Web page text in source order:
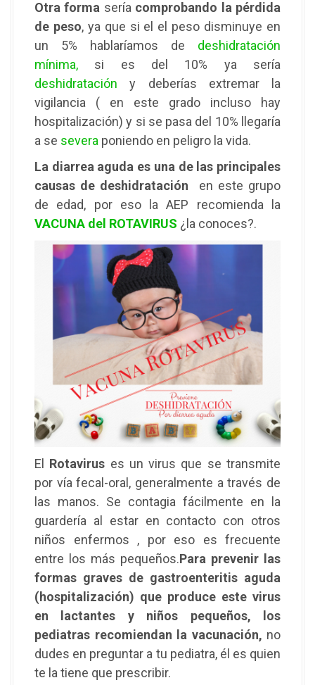
Otra forma sería comprobando la pérdida
de peso, ya que si el el peso disminuye en
un 5% hablaríamos de deshidratación
mínima, si es del 10% ya sería
deshidratación
y deberías extremar la
vigilancia ( en este grado incluso hay
hospitalización) y si se pasa del 10% llegaría
a se severa poniendo en peligro la vida.
La diarrea aguda es una de las principales
causas de deshidratación en este grupo
de edad, por eso la AEP recomienda la
VACUNA del ROTAVIRUS ¿la conoces?.
El Rotavirus es un virus que se transmite
por vía fecal-oral, generalmente a través de
las manos. Se contagia fácilmente en la
guardería al estar en contacto con otros
niños enfermos , por eso es frecuente
entre los más pequeños.Para prevenir las
formas graves de gastroenteritis aguda
(hospitalización) que produce este virus
en lactantes y niños pequeños, los
pediatras recomiendan la vacunación, no
dudes en preguntar a tu pediatra, él es quien
te la tiene que prescribir.